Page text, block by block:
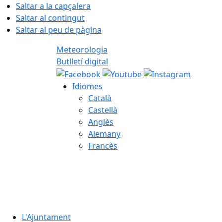
Saltar a la capçalera
Saltar al contingut
Saltar al peu de pàgina
Meteorologia
Butlletí digital
Idiomes
Català
Castellà
Anglès
Alemany
Francès
L'Ajuntament